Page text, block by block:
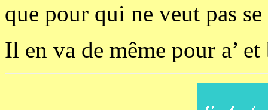
que pour qui ne veut pas
Il en va de même pour a’ et